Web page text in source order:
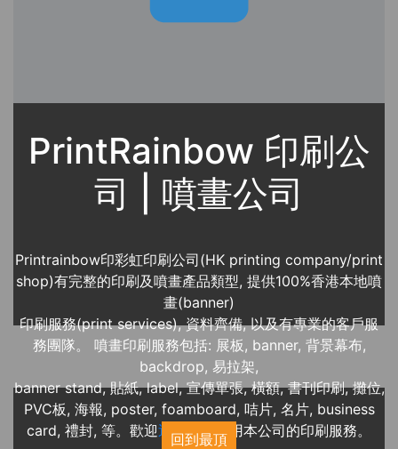
PrintRainbow 印刷公
司 | 噴畫公司
Printrainbow印彩虹印刷公司(HK printing company/print
shop)有完整的印刷及噴畫產品類型, 提供100%香港本地噴
畫(banner)
印刷服務(print services), 資料齊備, 以及有專業的客戶服
務團隊。 噴畫印刷服務包括: 展板, banner, 背景幕布,
backdrop, 易拉架,
banner stand, 貼紙, label, 宣傳單張, 橫額, 書刊印刷, 攤位,
PVC板, 海報, poster, foamboard, 咭片, 名片, business
card, 禮封, 等。歡迎近期展覽使用本公司的印刷服務。
回到最頂